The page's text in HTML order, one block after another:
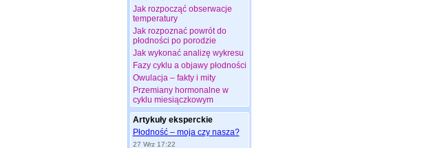
Jak rozpocząć obserwacje
temperatury
Jak rozpoznać powrót do
płodności po porodzie
Jak wykonać analizę wykresu
Fazy cyklu a objawy płodności
Owulacja – fakty i mity
Przemiany hormonalne w
cyklu miesiączkowym
Artykuły eksperckie
Płodność – moja czy nasza?
27 Wrz 17:22